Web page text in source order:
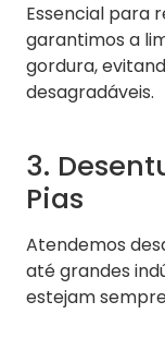
Essencial para
garantimos a
gordura,
desagradáveis.
3.
Pias
Atendemos
até grandes
estejam